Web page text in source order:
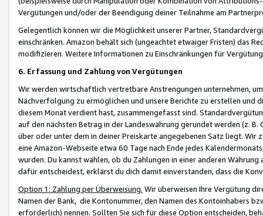
Vergütungen und/oder der Beendigung deiner Teilnahme am
Gelegentlich können wir die Möglichkeit unserer Partner,
einschränken. Amazon behält sich (ungeachtet etwaiger Fristen) das
modifizieren. Weitere Informationen zu Einschränkungen für
6. Erfassung und Zahlung von Vergütungen
Wir werden wirtschaftlich vertretbare Anstrengungen unternehmen,
Nachverfolgung zu ermöglichen und unsere Berichte zu erstellen und
diesem Monat verdient hast, zusammengefasst sind.
auf den nächsten Betrag in der Landeswährung gerundet werden (z.
über oder unter dem in deiner Preiskarte angegebenen Satz liegt.
eine Amazon-Webseite etwa 60 Tage nach Ende jedes
wurden. Du kannst wählen, ob du Zahlungen in einer anderen
dafür entscheidest, erklärst du dich damit einverstanden, dass die
Option 1: Zahlung per Überweisung. Wir überweisen Ihre Vergütung
Namen der Bank, die Kontonummer, den Namen des Kontoinhabers
erforderlich) nennen. Sollten Sie sich für diese Option entscheiden,